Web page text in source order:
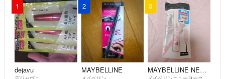
1
dejavu
2
MAYBELLINE
3
MAYBELLINE NEW YORK